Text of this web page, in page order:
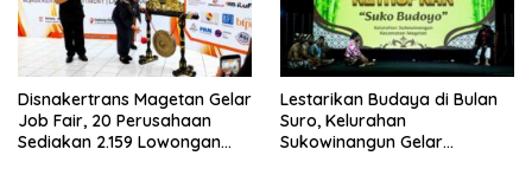
Disnakertrans Magetan Gelar
Job Fair, 20 Perusahaan
Sediakan 2.159 Lowongan
Lestarikan Budaya di Bulan
Suro, Kelurahan
Sukowinangun Gelar